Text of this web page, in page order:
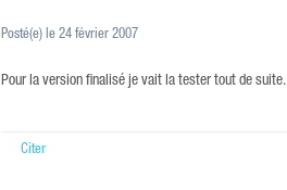
Posté(e) le 24 février 2007
Pour la version finalisé je vait la tester tout de suite.
Citer